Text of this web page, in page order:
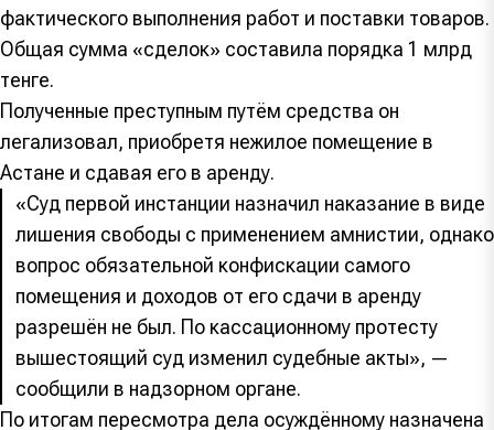
фактического выполнения работ и поставки товаров.
Общая сумма «сделок» составила порядка 1 млрд
тенге.
Полученные преступным путём средства он
легализовал, приобретя нежилое помещение в
Астане и сдавая его в аренду.
«Суд первой инстанции назначил наказание в виде
лишения свободы с применением амнистии, однако
вопрос обязательной конфискации самого
помещения и доходов от его сдачи в аренду
разрешён не был. По кассационному протесту
вышестоящий суд изменил судебные акты», —
сообщили в надзорном органе.
По итогам пересмотра дела осуждённому назначена